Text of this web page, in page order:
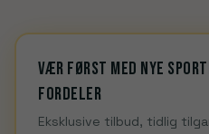
Vær først med nye
fordeler
Eksklusive tilbud, tidlig